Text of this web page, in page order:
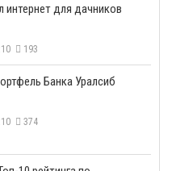
интернет для дачников
193
Банка Уралсиб
374